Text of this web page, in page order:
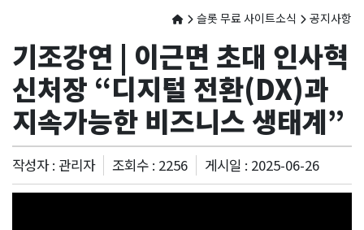
슬롯 무료 사이트소식 공지사항
기조강연 | 이근면 초대 인사혁
신처장 “디지털 전환(DX)과
지속가능한 비즈니스 생태계”
작성자 : 관리자 조회수 : 2256 게시일 : 2025-06-26